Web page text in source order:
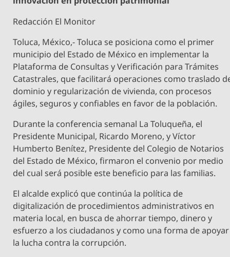
Redacción El Monitor
Toluca, México,- Toluca se posiciona como el primer
municipio del Estado de México en implementar la
Plataforma de Consultas y Verificación para Trámites
Catastrales, que facilitará operaciones como traslado
dominio y regularización de vivienda, con procesos
ágiles, seguros y confiables en favor de la población.
Durante la conferencia semanal La Toluqueña, el
Presidente Municipal, Ricardo Moreno, y Víctor
Humberto Benítez, Presidente del Colegio de Notarios
del Estado de México, firmaron el convenio por medio
del cual será posible este beneficio para las familias.
El alcalde explicó que continúa la política de
digitalización de procedimientos administrativos en
materia local, en busca de ahorrar tiempo, dinero y
esfuerzo a los ciudadanos y como una forma de apoyar
la lucha contra la corrupción.